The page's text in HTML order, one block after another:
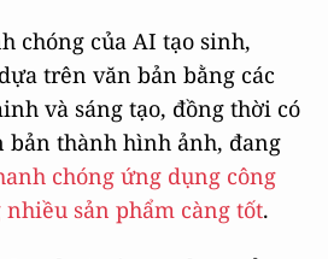
chóng của AI tạo sinh,
trên văn bản bằng các
và sáng tạo, đồng thời có
bản thành hình ảnh, đang
chóng ứng dụng công
sản phẩm càng tốt.